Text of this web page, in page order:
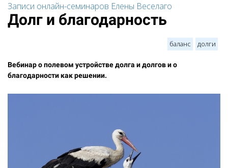
Записи онлайн-семинаров Елены Веселаго
Долг и благодарность
баланс долги
Вебинар о полевом устройстве долга и долгов и о
благодарности как решении.